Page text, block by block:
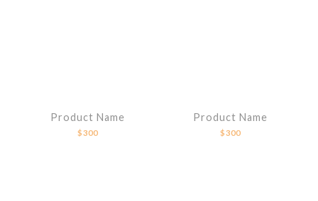
Product Name
$300
Product Name
$300